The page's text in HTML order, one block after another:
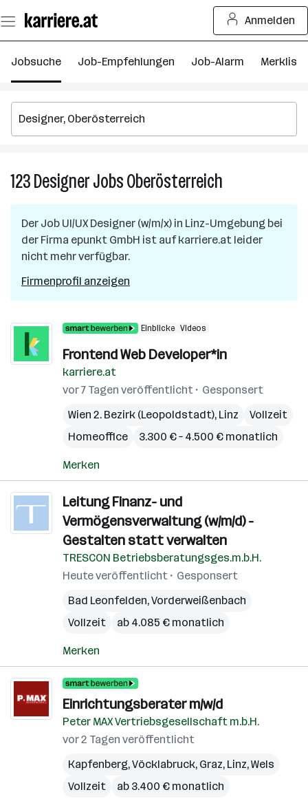
Seiteninhalt
springen
Anmelden
Jobsuche Job-Empfehlungen Job-Alarm Merkliste
123DesignerJobsOberösterreich
in
Oberösterreich
Der Job UI/UX Designer (w/m/x) in Linz-Umgebung bei
der Firma epunkt GmbH ist auf karriere.at leider
nicht mehr verfügbar.
Firmenprofil anzeigen
Einblicke Videos
Frontend Web Developer*in
karriere.at
vor 7 Tagen veröffentlicht
Gesponsert
Wien 2. Bezirk (Leopoldstadt), Linz
Vollzeit
Homeoffice
3.300 € – 4.500 € monatlich
Merken
Leitung Finanz- und
Vermögensverwaltung (w/m/d) -
Gestalten statt verwalten
TRESCON Betriebsberatungsges.m.b.H.
Heute veröffentlicht
Gesponsert
Bad Leonfelden,Vorderweißenbach
Vollzeit
ab 4.085 € monatlich
Merken
Einrichtungsberater m/w/d
Peter MAX Vertriebsgesellschaft m.b.H.
vor 2 Tagen veröffentlicht
Kapfenberg,Vöcklabruck, Graz, Linz,Wels
Vollzeit
ab 3.400 € monatlich